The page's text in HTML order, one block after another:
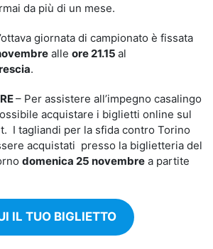
da più di un mese.
giornata di campionato è fissata
alle ore 21.15 al
.
– Per assistere all’impegno casalingo
acquistare i biglietti online sul
I tagliandi per la sfida contro Torino
acquistati presso la biglietteria del
domenica 25 novembre a partite
IL TUO BIGLIETTO